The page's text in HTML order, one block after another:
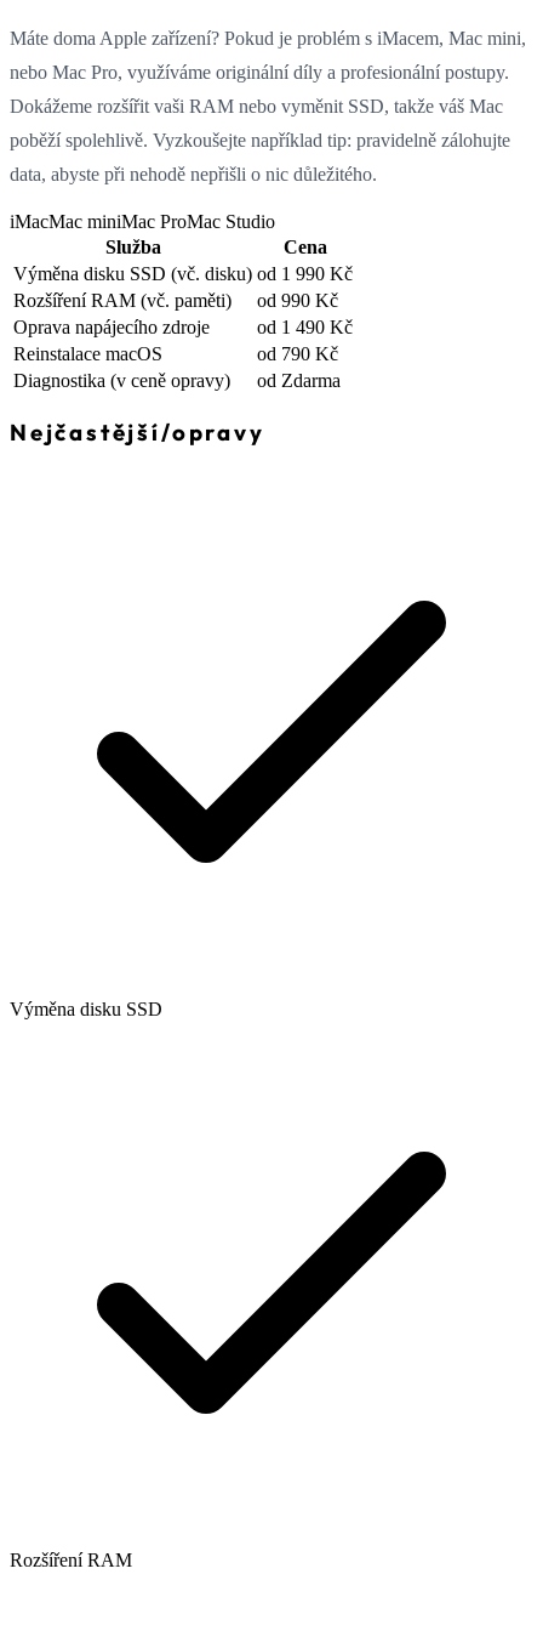
Máte doma Apple zařízení? Pokud je problém s iMacem, Mac mini,
nebo Mac Pro, využíváme originální díly a profesionální postupy.
Dokážeme rozšířit vaši RAM nebo vyměnit SSD, takže váš Mac
poběží spolehlivě. Vyzkoušejte například tip: pravidelně zálohujte
data, abyste při nehodě nepřišli o nic důležitého.
iMacMac miniMac ProMac Studio
Služba
Cena
Výměna disku SSD (vč. disku) od 1 990 Kč
Rozšíření RAM (vč. paměti)
od 990 Kč
Oprava napájecího zdroje
od 1 490 Kč
Reinstalace macOS
od 790 Kč
Diagnostika (v ceně opravy) od Zdarma
Nejčastější/opravy
Výměna disku SSD
Rozšíření RAM